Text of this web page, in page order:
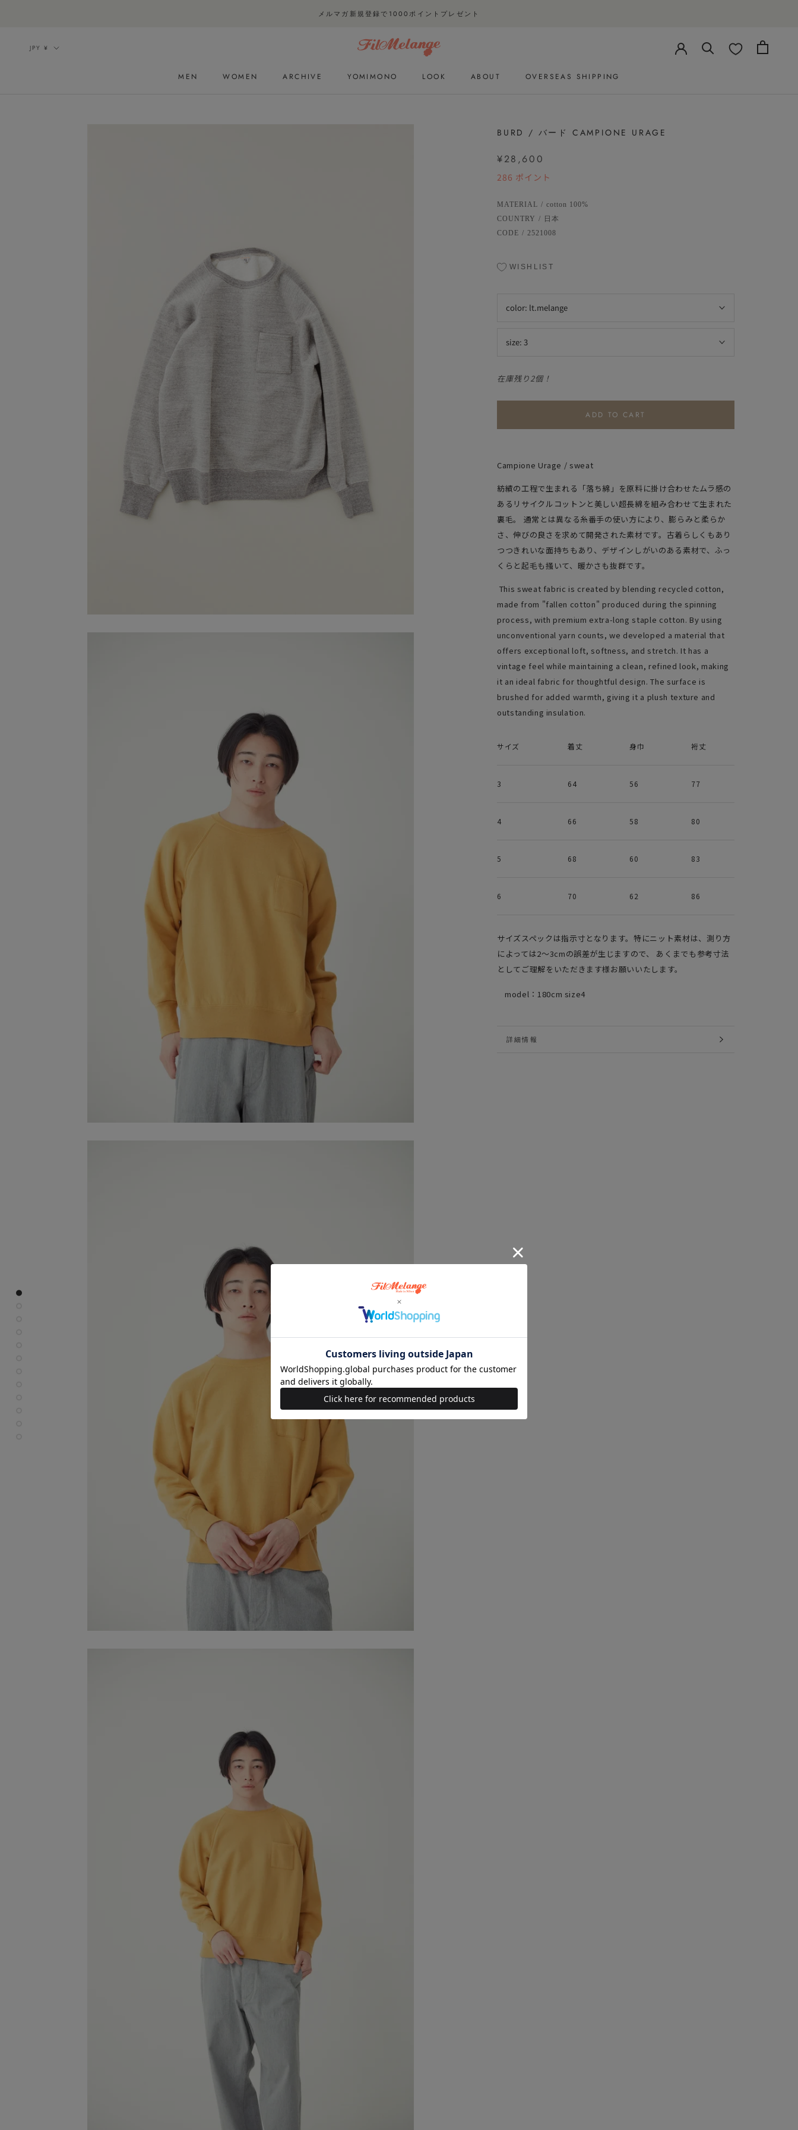
メルマガ新規登録で1000ポイントプレゼント
MEN WOMEN
ARCHIVE
YOMIMONO
LOOK
ABOUT
OVERSEAS SHIPPING
通
JPY ¥
BURD / バード CAMPIONE URAGE
¥28,600
286 ポイント
MATERIAL / cotton 100%
COUNTRY /
日本
CODE / 2521008
WISHLIST
color: lt.melange
size: 3
在庫残り2個！
ADD TO CART
Campione Urage / sweat
紡績の工程で生まれる「落ち綿」を原料に掛け合わせたムラ感の
あるリサイクルコットンと美しい超長綿を組み合わせて生まれた
裏毛。 通常とは異なる糸番手の使い方により、膨らみと柔らか
さ、伸びの良さを求めて開発された素材です。古着らしくもあり
つつきれいな面持ちもあり、デザインしがいのある素材で、ふっ
くらと起毛も掻いて、暖かさも抜群です。
This sweat fabric is created by blending recycled cotton,
made from "fallen cotton" produced during the spinning
process, with premium extra-long staple cotton. By using
unconventional yarn counts, we developed a material that
offers exceptional loft, softness, and stretch. It has a
vintage feel while maintaining a clean, refined look, making
it an ideal fabric for thoughtful design. The surface is
brushed for added warmth, giving it a plush texture and
outstanding insulation.
サイズ 着丈 身巾 裄丈
3 64 56 77
4 66 58 80
5 68 60 83
6 70 62 86
サイズスペックは指示寸となります。特にニット素材は、測り方
によっては2～3cmの誤差が生じますので、 あくまでも参考寸法
としてご理解をいただきます様お願いいたします。
model：180cm size4
詳細情報
VIEW IMAGES